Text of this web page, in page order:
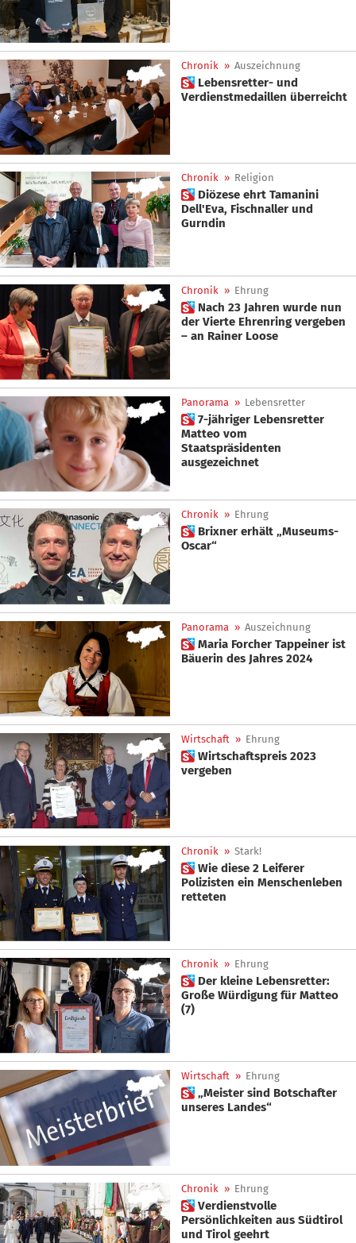
Chronik » Auszeichnung
 Lebensretter- und
Verdienstmedaillen überreicht
Chronik » Religion
 Diözese ehrt Tamanini
Dell'Eva, Fischnaller und
Gurndin
Chronik » Ehrung
 Nach 23 Jahren wurde nun
der Vierte Ehrenring vergeben
– an Rainer Loose
Panorama » Lebensretter
 7-jähriger Lebensretter
Matteo vom
Staatspräsidenten
ausgezeichnet
Chronik » Ehrung
 Brixner erhält „Museums-
Oscar“
Panorama » Auszeichnung
 Maria Forcher Tappeiner ist
Bäuerin des Jahres 2024
Wirtschaft » Ehrung
 Wirtschaftspreis 2023
vergeben
Chronik » Stark!
 Wie diese 2 Leiferer
Polizisten ein Menschenleben
retteten
Chronik » Ehrung
 Der kleine Lebensretter:
Große Würdigung für Matteo
(7)
Wirtschaft » Ehrung
 „Meister sind Botschafter
unseres Landes“
Chronik » Ehrung
 Verdienstvolle
Persönlichkeiten aus Südtirol
und Tirol geehrt